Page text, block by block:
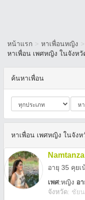
หน้าแรก > หาเพื่อนหญิง >
หาเพื่อน เพศหญิง ในจังห
ค้นหาเพื่อน
หาเพื่อน เพศหญิง ในจัง
Namtanza
อายุ 35 คุย
เพศ:หญิง อ
จังหวัด: ชัย